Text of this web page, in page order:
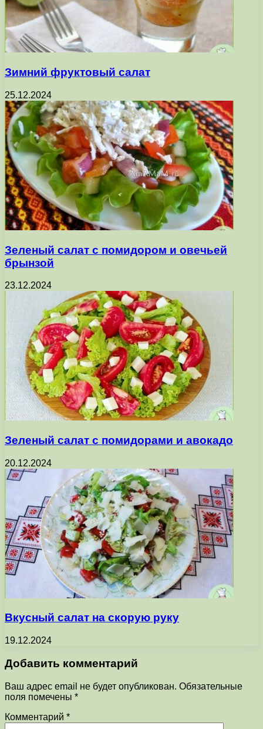
Зимний фруктовый салат
25.12.2024
Зеленый салат с помидором и овечьей
брынзой
23.12.2024
Зеленый салат с помидорами и авокадо
20.12.2024
Вкусный салат на скорую руку
19.12.2024
Добавить комментарий
Ваш адрес email не будет опубликован. Обязательные
поля помечены *
Комментарий *